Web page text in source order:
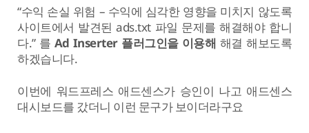
“수익 손실 위험 – 수익에 심각한 영향을 미치지 않도록
사이트에서 발견된 ads.txt 파일 문제를 해결해야 합니
다.” 를 Ad Inserter 플러그인을 이용해 해결 해보도록
하겠습니다.
이번에 워드프레스 애드센스가 승인이 나고 애드센스
대시보드를 갔더니 이런 문구가 보이더라구요